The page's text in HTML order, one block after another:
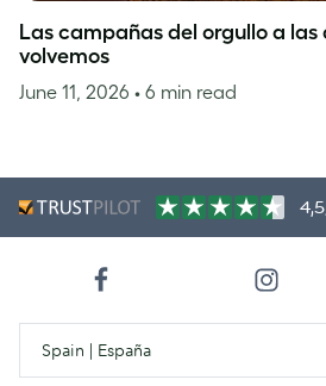
Las campañas del orgullo a las
volvemos
June 11, 2026 • 6 min read
Spain | España